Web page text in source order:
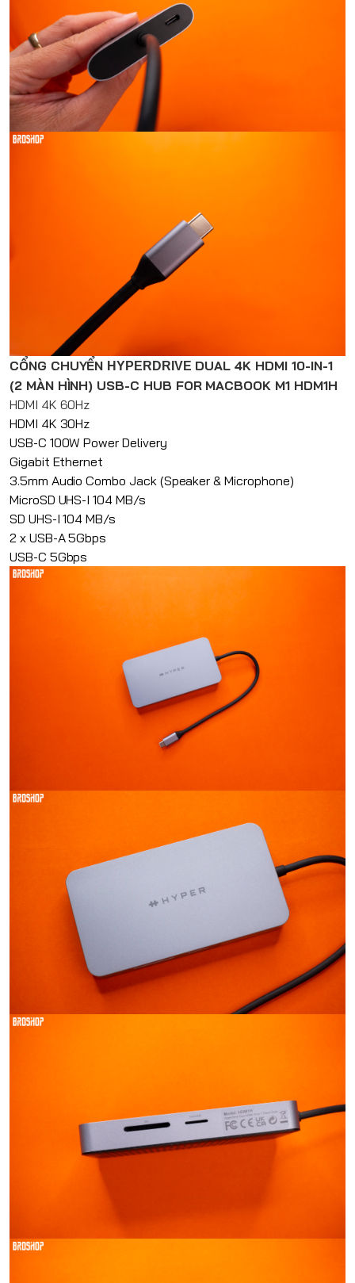
CỔNG CHUYỂN HYPERDRIVE DUAL 4K HDMI 10-IN-1
(2 MÀN HÌNH) USB-C HUB FOR MACBOOK M1 HDM1H
HDMI 4K 60Hz
HDMI 4K 30Hz
USB-C 100W Power Delivery
Gigabit Ethernet
3.5mm Audio Combo Jack (Speaker & Microphone)
MicroSD UHS-I 104 MB/s
SD UHS-I 104 MB/s
2 x USB-A 5Gbps
USB-C 5Gbps